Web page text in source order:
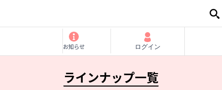
お知らせ ログイン
ラインナップ一覧